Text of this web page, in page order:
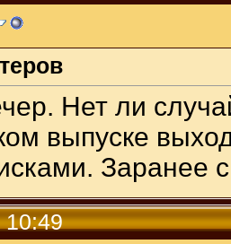
Нет ли
выпуске
Заранее